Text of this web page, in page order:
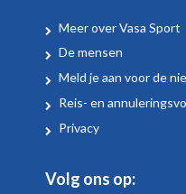
Over
Vasa
Sport
Meer over Vasa Sport
De mensen
Meld je aan voor de
Reis- en
Privacy
Volg ons op: